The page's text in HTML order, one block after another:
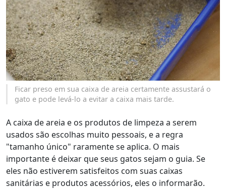
Ficar preso em sua caixa de areia certamente assustará o
gato e pode levá-lo a evitar a caixa mais tarde.
A caixa de areia e os produtos de limpeza a serem
usados são escolhas muito pessoais, e a regra
"tamanho único" raramente se aplica. O mais
importante é deixar que seus gatos sejam o guia. Se
eles não estiverem satisfeitos com suas caixas
sanitárias e produtos acessórios, eles o informarão.